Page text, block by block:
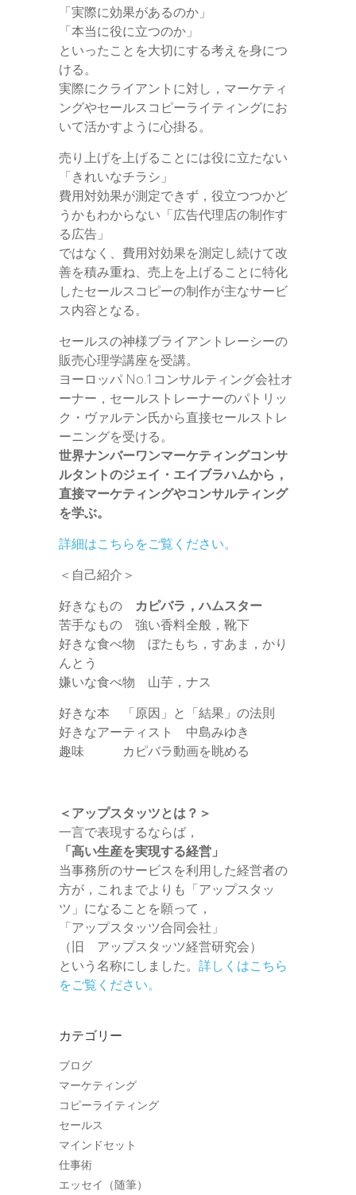
「実際に効果があるのか」
「本当に役に立つのか」
といったことを大切にする考えを身につ
ける。
実際にクライアントに対し，マーケティ
ングやセールスコピーライティングにお
いて活かすように心掛る。
売り上げを上げることには役に立たない
「きれいなチラシ」
費用対効果が測定できず，役立つつかど
うかもわからない「広告代理店の制作す
る広告」
ではなく、費用対効果を測定し続けて改
善を積み重ね、売上を上げることに特化
したセールスコピーの制作が主なサービ
ス内容となる。
セールスの神様ブライアントレーシーの
販売心理学講座を受講。
ヨーロッパ No.1コンサルティング会社オ
ーナー，セールストレーナーのパトリッ
ク・ヴァルテン氏から直接セールストレ
ーニングを受ける。
世界ナンバーワンマーケティングコンサ
ルタントのジェイ・エイブラハムから，
直接マーケティングやコンサルティング
を学ぶ。
詳細はこちらをご覧ください。
＜自己紹介＞
好きなもの カピバラ，ハムスター
苦手なもの 強い香料全般，靴下
好きな食べ物 ぼたもち，すあま，かり
んとう
嫌いな食べ物 山芋，ナス
好きな本 「原因」と「結果」の法則
好きなアーティスト 中島みゆき
趣味 カピバラ動画を眺める
＜アップスタッツとは？＞
一言で表現するならば，
「高い生産を実現する経営」
当事務所のサービスを利用した経営者の
方が，これまでよりも「アップスタッ
ツ」になることを願って，
「アップスタッツ合同会社」
（旧 アップスタッツ経営研究会）
という名称にしました。 詳しくはこちら
をご覧ください。
カテゴリー
ブログ
マーケティング
コピーライティング
セールス
マインドセット
仕事術
エッセイ（随筆）